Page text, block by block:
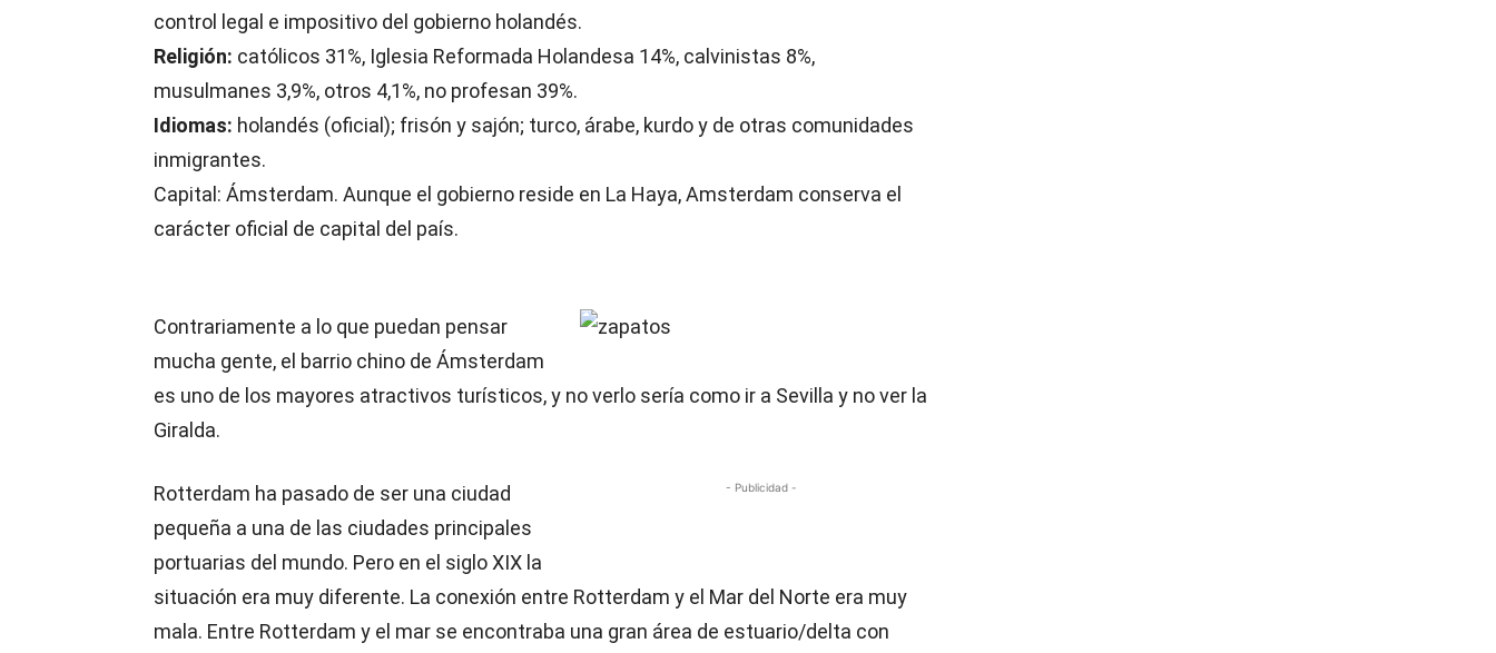
control legal e impositivo del gobierno holandés.
Religión: católicos 31%, Iglesia Reformada Holandesa 14%, calvinistas 8%,
musulmanes 3,9%, otros 4,1%, no profesan 39%.
Idiomas: holandés (oficial); frisón y sajón; turco, árabe, kurdo y de otras comunidades
inmigrantes.
Capital: Ámsterdam. Aunque el gobierno reside en La Haya, Amsterdam conserva el
carácter oficial de capital del país.
Contrariamente a lo que puedan pensar
mucha gente, el barrio chino de Ámsterdam
es uno de los mayores atractivos turísticos, y no verlo sería como ir a Sevilla y no ver la
Giralda.
- Publicidad -
Rotterdam ha pasado de ser una ciudad
pequeña a una de las ciudades principales
portuarias del mundo. Pero en el siglo XIX la
situación era muy diferente. La conexión entre Rotterdam y el Mar del Norte era muy
mala. Entre Rotterdam y el mar se encontraba una gran área de estuario/delta con